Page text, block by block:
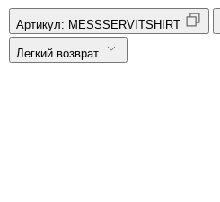
Артикул: MESSSERVITSHIRT
Легкий возврат